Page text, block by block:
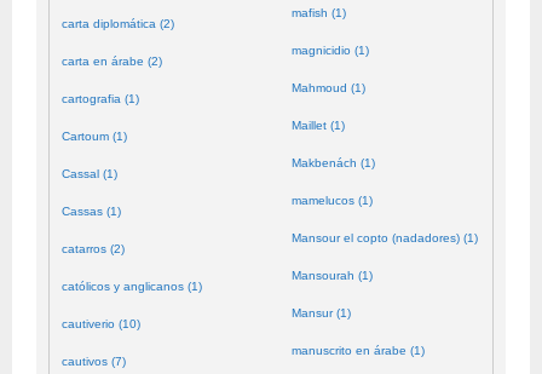
carta diplomática (2)
carta en árabe (2)
cartografia (1)
Cartoum (1)
Cassal (1)
Cassas (1)
catarros (2)
católicos y anglicanos (1)
cautiverio (10)
cautivos (7)
mafish (1)
magnicidio (1)
Mahmoud (1)
Maillet (1)
Makbenách (1)
mamelucos (1)
Mansour el copto (nadadores) (1)
Mansourah (1)
Mansur (1)
manuscrito en árabe (1)